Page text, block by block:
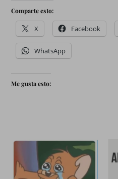
Comparte esto:
X Facebook
WhatsApp
Me gusta esto: